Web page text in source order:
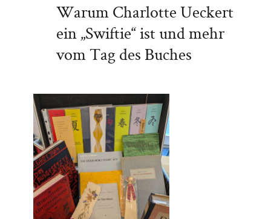
Warum Charlotte Ueckert
ein „Swiftie“ ist und mehr
vom Tag des Buches